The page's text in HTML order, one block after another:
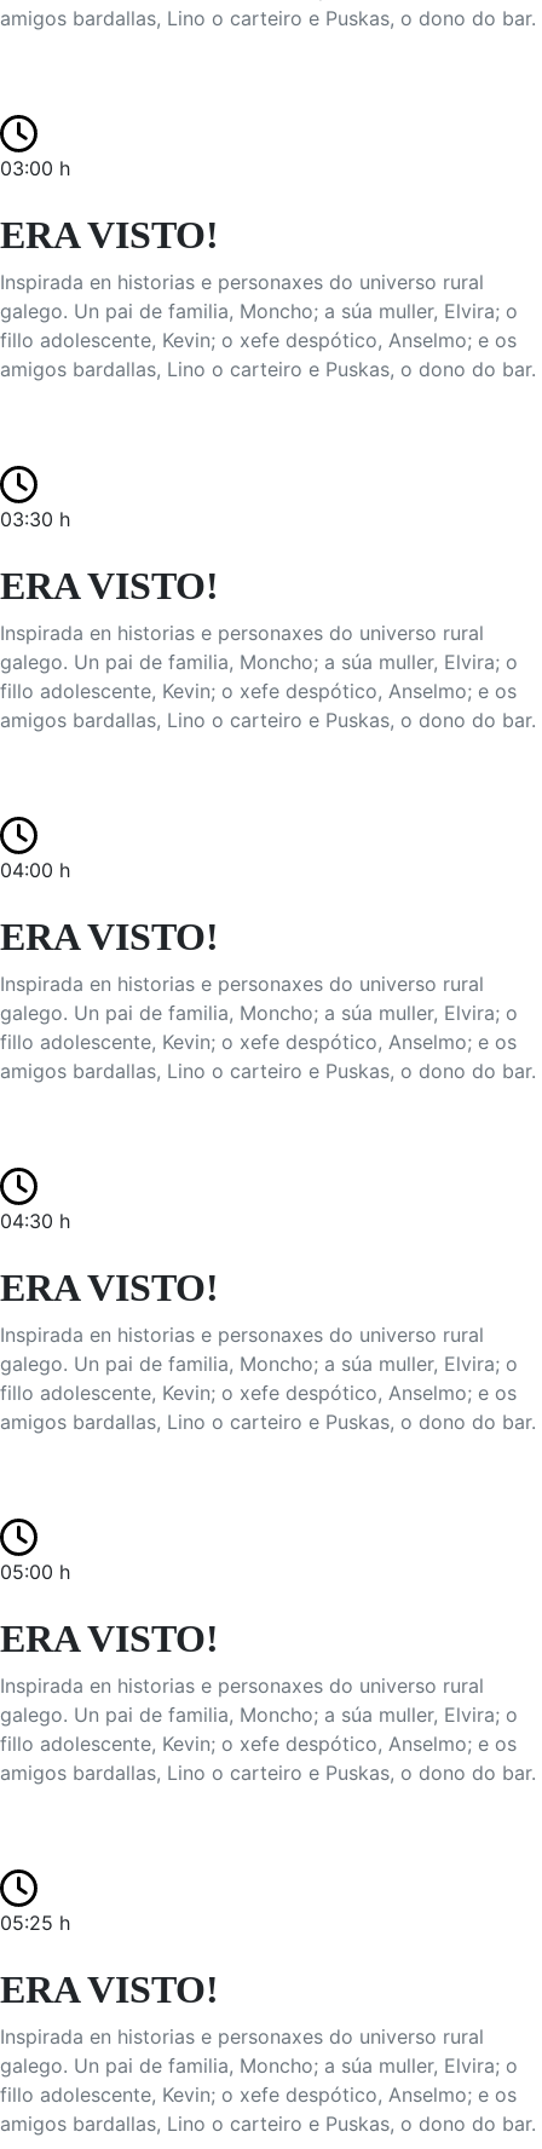
amigos bardallas, Lino o carteiro e Puskas, o dono do bar.
03:00 h
ERA VISTO!
Inspirada en historias e personaxes do universo rural
galego. Un pai de familia, Moncho; a súa muller, Elvira; o
fillo adolescente, Kevin; o xefe despótico, Anselmo; e os
amigos bardallas, Lino o carteiro e Puskas, o dono do bar.
03:30 h
ERA VISTO!
Inspirada en historias e personaxes do universo rural
galego. Un pai de familia, Moncho; a súa muller, Elvira; o
fillo adolescente, Kevin; o xefe despótico, Anselmo; e os
amigos bardallas, Lino o carteiro e Puskas, o dono do bar.
04:00 h
ERA VISTO!
Inspirada en historias e personaxes do universo rural
galego. Un pai de familia, Moncho; a súa muller, Elvira; o
fillo adolescente, Kevin; o xefe despótico, Anselmo; e os
amigos bardallas, Lino o carteiro e Puskas, o dono do bar.
04:30 h
ERA VISTO!
Inspirada en historias e personaxes do universo rural
galego. Un pai de familia, Moncho; a súa muller, Elvira; o
fillo adolescente, Kevin; o xefe despótico, Anselmo; e os
amigos bardallas, Lino o carteiro e Puskas, o dono do bar.
05:00 h
ERA VISTO!
Inspirada en historias e personaxes do universo rural
galego. Un pai de familia, Moncho; a súa muller, Elvira; o
fillo adolescente, Kevin; o xefe despótico, Anselmo; e os
amigos bardallas, Lino o carteiro e Puskas, o dono do bar.
05:25 h
ERA VISTO!
Inspirada en historias e personaxes do universo rural
galego. Un pai de familia, Moncho; a súa muller, Elvira; o
fillo adolescente, Kevin; o xefe despótico, Anselmo; e os
amigos bardallas, Lino o carteiro e Puskas, o dono do bar.